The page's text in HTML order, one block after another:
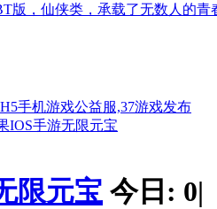
版，仙侠类，承载了无数人的青
手机游戏公益服,37游戏发布
IOS手游无限元宝
限元宝 今日: 0|